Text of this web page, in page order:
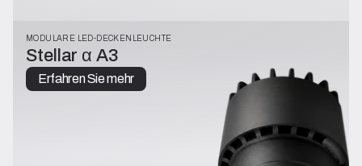
MODULARE LED-DECKENLEUCHTE
Stellar α A3
Erfahren Sie mehr